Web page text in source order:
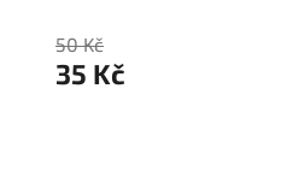
50 Kč
35 Kč